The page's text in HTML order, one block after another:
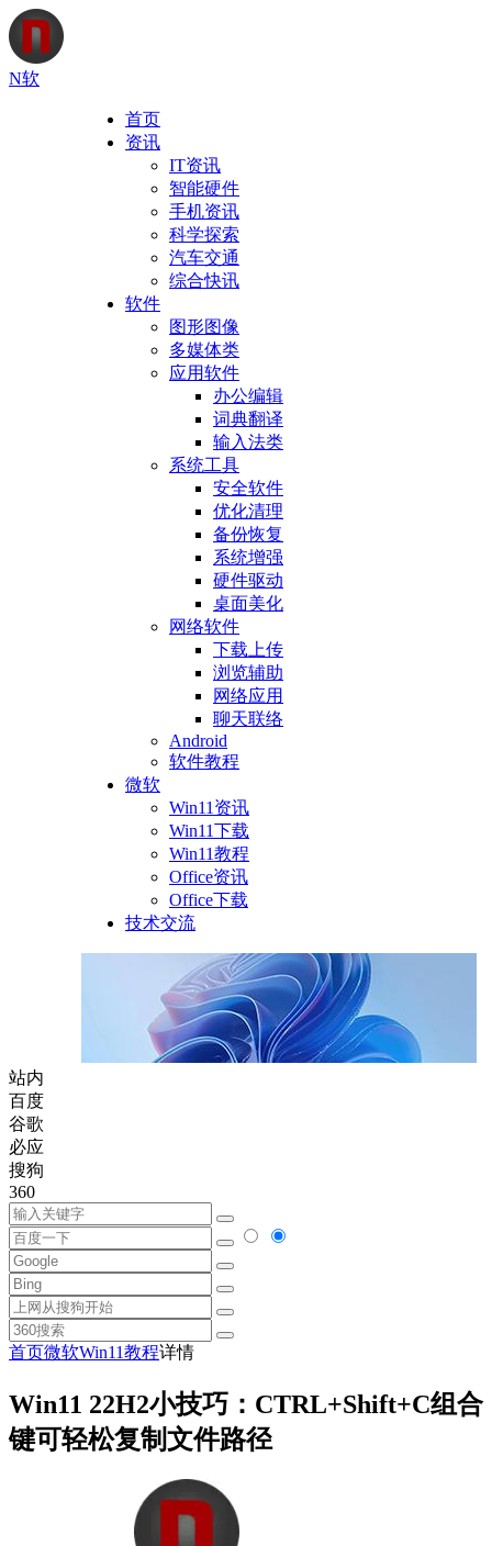
N软
首页
资讯
IT资讯
智能硬件
手机资讯
科学探索
汽车交通
综合快讯
软件
图形图像
多媒体类
应用软件
办公编辑
词典翻译
输入法类
系统工具
安全软件
优化清理
备份恢复
系统增强
硬件驱动
桌面美化
网络软件
下载上传
浏览辅助
网络应用
聊天联络
Android
软件教程
微软
Win11资讯
Win11下载
Win11教程
Office资讯
Office下载
技术交流
站内
百度
谷歌
必应
搜狗
360
首页微软Win11教程详情
Win11 22H2小技巧：CTRL+Shift+C组合
键可轻松复制文件路径